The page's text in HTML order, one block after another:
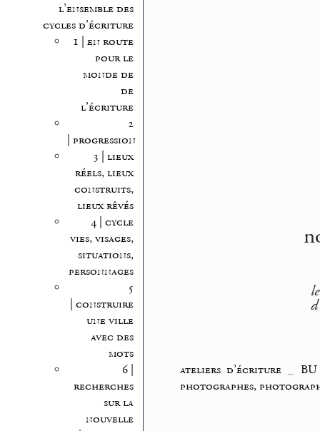
l’ensemble des
cycles d’écriture
1 | en route
pour le
monde de
de
l’écriture
2
| progression
3 | lieux
réels, lieux
construits,
lieux rêvés
4 | cycle
vies, visages,
situations,
personnages
5
| construire
une ville
avec des
mots
6 |
recherches
sur la
nouvelle
ateliers d’écriture
photographes,